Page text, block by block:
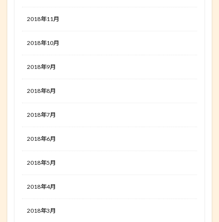
2018年11月
2018年10月
2018年9月
2018年8月
2018年7月
2018年6月
2018年5月
2018年4月
2018年3月